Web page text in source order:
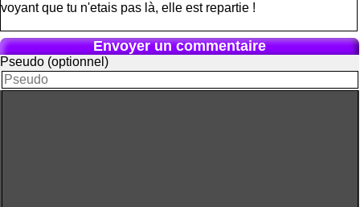
voyant que tu n'etais pas là, elle est repartie !
Envoyer un commentaire
Pseudo (optionnel)